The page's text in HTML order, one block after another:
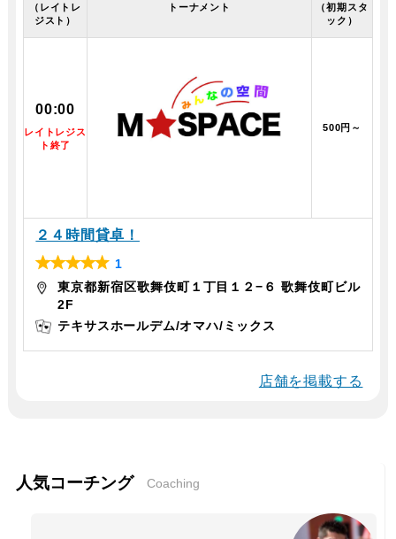
（レイトレ
ジスト）
トーナメント
（初期スタ
ック）
00:00
レイトレジス
ト終了
500円～
２４時間貸卓！
R
a
e
d
5
1
東京都新宿区歌舞伎町１丁目１２−６ 歌舞伎町ビル
2F
テキサスホールデム オマハ ミックス
店舗を掲載する
人気コーチング Coaching